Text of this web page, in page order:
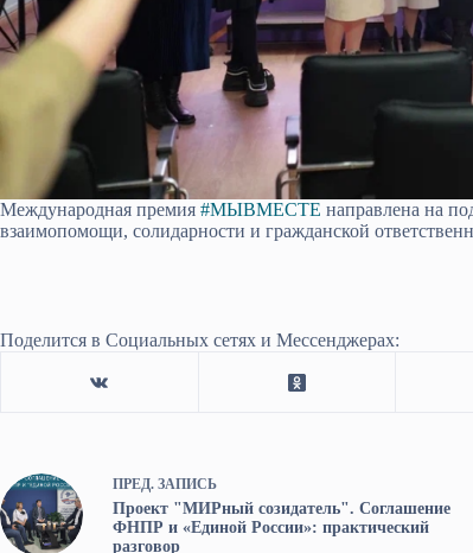
Международная премия #МЫВМЕСТЕ направлена на
взаимопомощи, солидарности и гражданской
Поделится в Социальных сетях и Мессенджерах:
ПРЕД. ЗАПИСЬ
Проект "МИРный созидатель". Соглашение
ФНПР и «Единой России»: практический
разговор